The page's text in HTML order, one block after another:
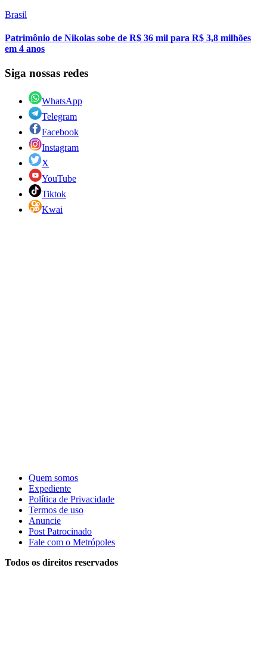
Brasil
Patrimônio de Nikolas sobe de R$ 36 mil para R$ 3,8 milhões
em 4 anos
Siga nossas redes
WhatsApp
Telegram
Facebook
Instagram
X
YouTube
Tiktok
Kwai
Quem somos
Expediente
Política de Privacidade
Termos de uso
Anuncie
Post Patrocinado
Fale com o Metrópoles
Todos os direitos reservados